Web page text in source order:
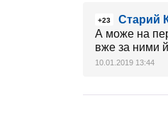
+23
Cтарий
А може на
вже за ними
10.01.2019 13:44